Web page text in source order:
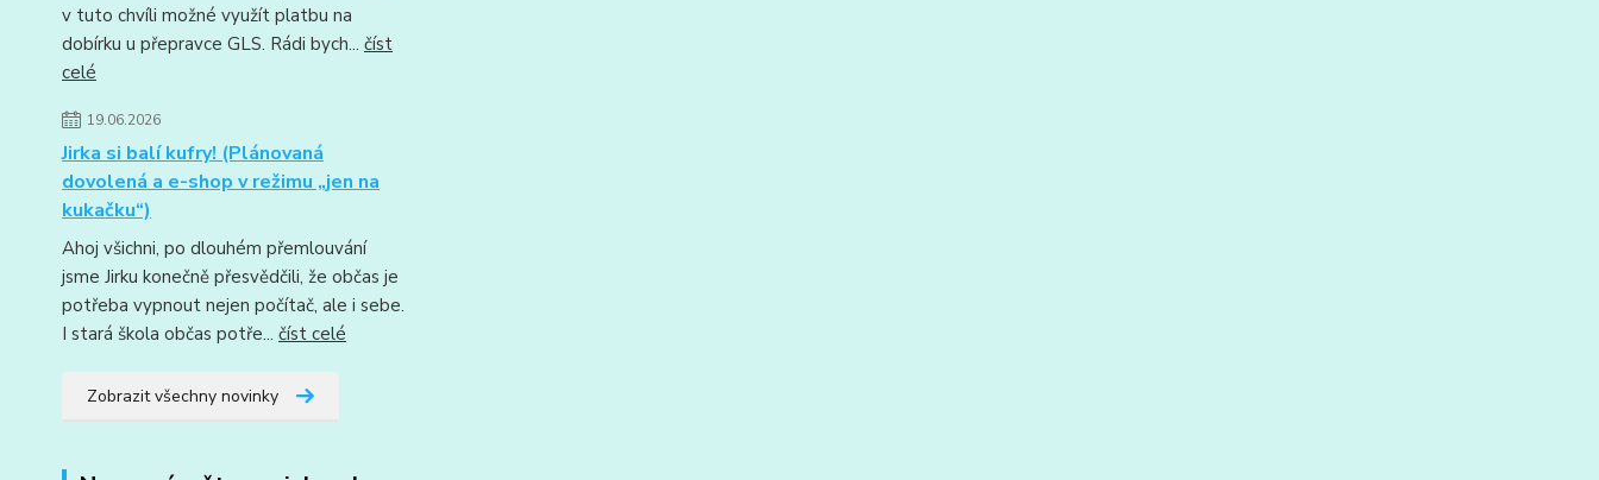
v tuto chvíli možné využít platbu na
dobírku u přepravce GLS. Rádi bych... číst
celé
19.06.2026
Jirka si balí kufry! (Plánovaná
dovolená a e-shop v režimu „jen na
kukačku“)
Ahoj všichni, po dlouhém přemlouvání
jsme Jirku konečně přesvědčili, že občas je
potřeba vypnout nejen počítač, ale i sebe.
I stará škola občas potře... číst celé
Zobrazit všechny novinky